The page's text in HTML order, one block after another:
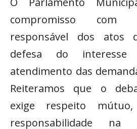
compromisso com
responsável dos atos
defesa do
atendimento das
Reiteramos que o
exige respeito
responsabilidade na